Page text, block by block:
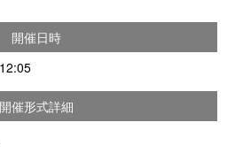
開催日時
開催形式詳細